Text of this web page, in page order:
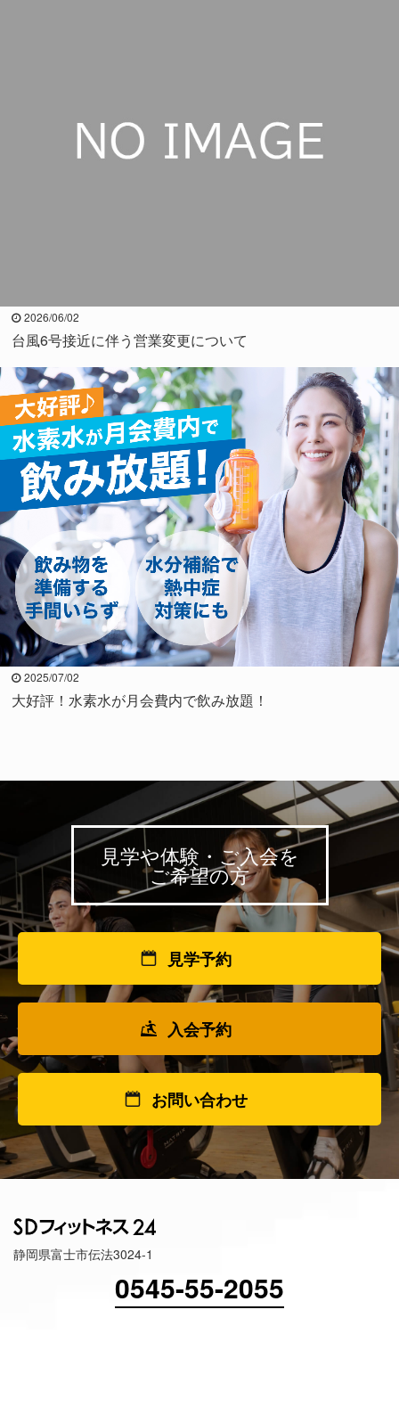
2026/06/02
台風6号接近に伴う営業変更について
2025/07/02
大好評！水素水が月会費内で飲み放題！
見学や体験・ご入会を
ご希望の方
見学予約
入会予約
お問い合わせ
静岡県富士市伝法3024-1
0545-55-2055